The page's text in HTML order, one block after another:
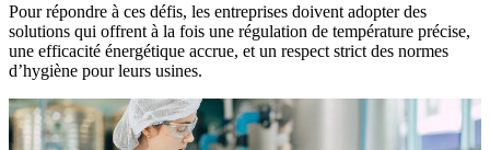
Pour répondre à ces défis, les entreprises doivent adopter des
solutions qui offrent à la fois une régulation de température précise,
une efficacité énergétique accrue, et un respect strict des normes
d’hygiène pour leurs usines.